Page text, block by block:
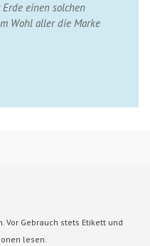
einen solchen
Wohl aller die Marke
Vor Gebrauch stets Etikett und
lesen.